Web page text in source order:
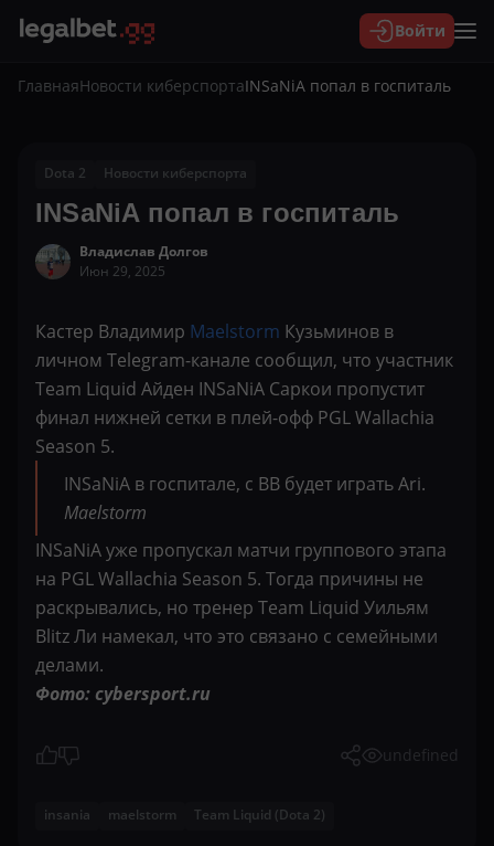
Войти
ГлавнаяНовости киберспортаINSaNiA попал в госпиталь
Dota 2 Новости киберспорта
INSaNiA попал в госпиталь
Владислав Долгов
Июн 29, 2025
Кастер Владимир Maelstorm Кузьминов в
личном Telegram-канале сообщил, что участник
Team Liquid Айден INSaNiA Саркои пропустит
финал нижней сетки в плей-офф PGL Wallachia
Season 5.
INSaNiA в госпитале, с BB будет играть Ari.
Maelstorm
INSaNiA уже пропускал матчи группового этапа
на PGL Wallachia Season 5. Тогда причины не
раскрывались, но тренер Team Liquid Уильям
Blitz Ли намекал, что это связано с семейными
делами.
Фото: cybersport.ru
undefined
insania maelstorm Team Liquid (Dota 2)